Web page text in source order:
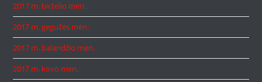
2017 m. birželio mėn.
2017 m. gegužės mėn.
2017 m. balandžio mėn.
2017 m. kovo mėn.